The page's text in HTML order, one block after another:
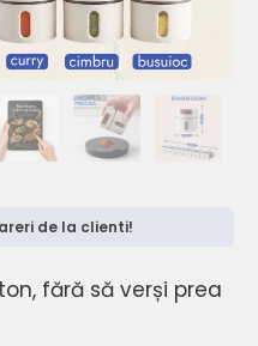
de la clienti!
fără să verși prea